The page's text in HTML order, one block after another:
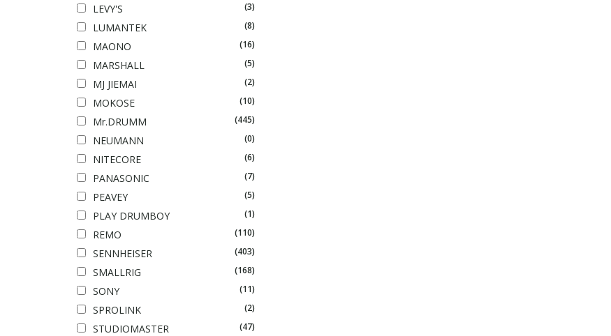
LEVY'S (3)
LUMANTEK (8)
MAONO (16)
MARSHALL (5)
MJ JIEMAI (2)
MOKOSE (10)
Mr.DRUMM (445)
NEUMANN (0)
NITECORE (6)
PANASONIC (7)
PEAVEY (5)
PLAY DRUMBOY (1)
REMO (110)
SENNHEISER (403)
SMALLRIG (168)
SONY (11)
SPROLINK (2)
STUDIOMASTER (47)